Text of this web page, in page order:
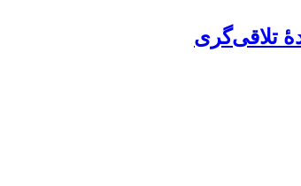
تلاقی‌گری